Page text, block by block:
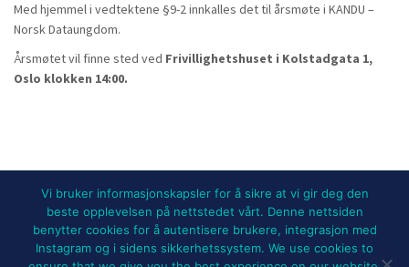
Med hjemmel i vedtektene §9-2 innkalles det til årsmøte i KANDU –
Norsk Dataungdom.
Årsmøtet vil finne sted ved Frivillighetshuset i Kolstadgata 1,
Oslo klokken 14:00.
NYHETER BLI MEDLEM! UTSTYRSLEIE
Vi bruker informasjonskapsler for å sikre at vi gir deg den
beste opplevelsen på nettstedet vårt. Denne nettsiden
benytter cookies for å autentisere brukere, integrasjon med
Instagram og i sidens sikkerhetssystem. We use cookies to